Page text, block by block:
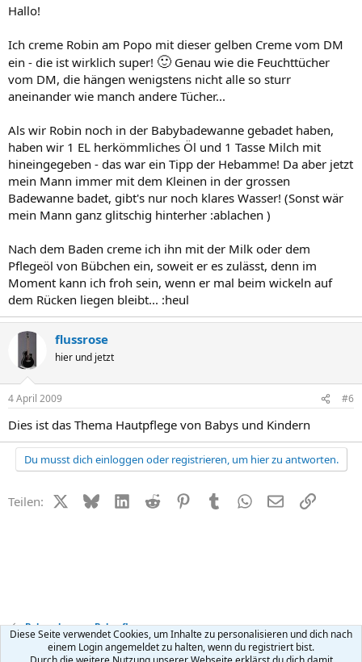
Hallo!
Ich creme Robin am Popo mit dieser gelben Creme vom DM
ein - die ist wirklich super! 🙂 Genau wie die Feuchttücher
vom DM, die hängen wenigstens nicht alle so sturr
aneinander wie manch andere Tücher...
Als wir Robin noch in der Babybadewanne gebadet haben,
haben wir 1 EL herkömmliches Öl und 1 Tasse Milch mit
hineingegeben - das war ein Tipp der Hebamme! Da aber jetzt
mein Mann immer mit dem Kleinen in der grossen
Badewanne badet, gibt's nur noch klares Wasser! (Sonst wär
mein Mann ganz glitschig hinterher :ablachen )
Nach dem Baden creme ich ihn mit der Milk oder dem
Pflegeöl von Bübchen ein, soweit er es zulässt, denn im
Moment kann ich froh sein, wenn er mal beim wickeln auf
dem Rücken liegen bleibt... :heul
flussrose
hier und jetzt
4 April 2009 #6
Dies ist das Thema Hautpflege von Babys und Kindern
Du musst dich einloggen oder registrieren, um hier zu antworten.
Teilen: X (Twitter)
BlueskyLinkedIn
Reddit PinterestTumblr WhatsApp
E-MailLink
Babynahrung + Babypflege
Diese Seite verwendet Cookies, um Inhalte zu personalisieren und dich nach
einem Login angemeldet zu halten, wenn du registriert bist.